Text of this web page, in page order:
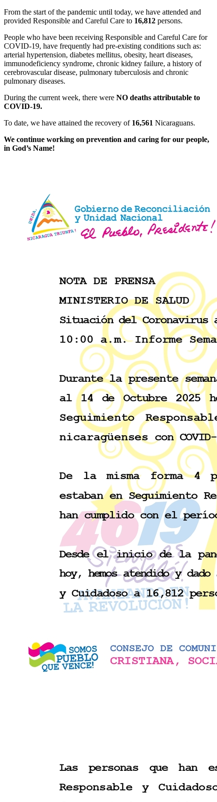
From the start of the pandemic until today, we have attended and
provided Responsible and Careful Care to 16,812 persons.
People who have been receiving Responsible and Careful Care for
COVID-19, have frequently had pre-existing conditions such as:
arterial hypertension, diabetes mellitus, obesity, heart diseases,
immunodeficiency syndrome, chronic kidney failure, a history of
cerebrovascular disease, pulmonary tuberculosis and chronic
pulmonary diseases.
During the current week, there were NO deaths attributable to
COVID-19.
To date, we have attained the recovery of 16,561 Nicaraguans.
We continue working on prevention and caring for our people,
in God’s Name!